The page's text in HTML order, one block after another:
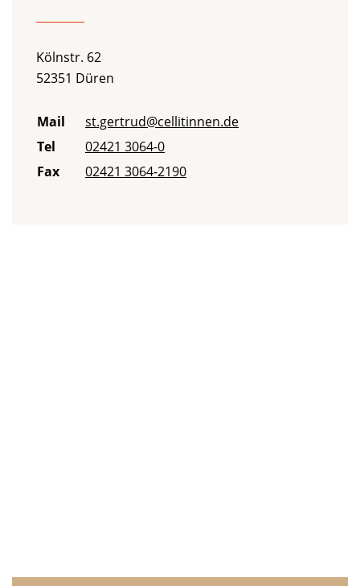
Kölnstr. 62
52351 Düren
Mail
st.gertrud@cellitinnen.de
Tel
02421 3064-0
Fax
02421 3064-2190